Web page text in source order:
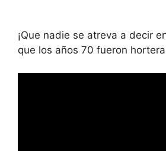
¡Que nadie se atreva a decir
que los años 70 fueron